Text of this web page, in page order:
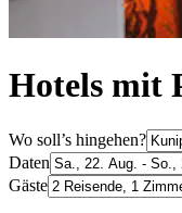
Hotels mit
Wo soll’s hingehen?
Daten
Gäste